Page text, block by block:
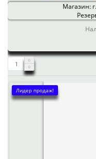
Магазин:
Лидер продаж!